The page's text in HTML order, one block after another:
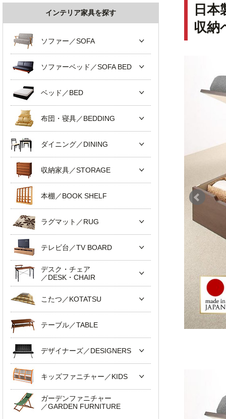
日
収納
インテリア家具を探す
ソファー／SOFA
ソファーベッド／SOFA BED
ベッド／BED
布団・寝具／BEDDING
ダイニング／DINING
収納家具／STORAGE
本棚／BOOK SHELF
ラグマット／RUG
テレビ台／TV BOARD
デスク・チェア
／DESK・CHAIR
こたつ／KOTATSU
テーブル／TABLE
デザイナーズ／DESIGNERS
キッズファニチャー／KIDS
ガーデンファニチャー
／GARDEN FURNITURE